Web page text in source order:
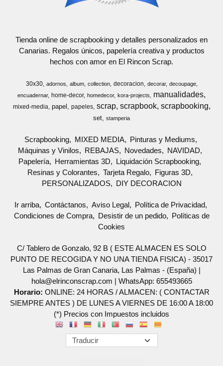
Tienda online de scrapbooking y detalles personalizados en
Canarias. Regalos únicos, papelería creativa y productos
hechos con amor en El Rincon Scrap.
30x30 adornos album collection decoracion decorar
decoupage
encuadernar
home-decor homedecor kora-projects manualidades
mixed-media papel papeles scrap scrapbook scrapbooking
set stamperia
Scrapbooking MIXED MEDIA
Pinturas y Mediums
Máquinas y Vinilos
REBAJAS Novedades
NAVIDAD
Papelería
Herramientas 3D
Liquidación Scrapbooking
Resinas y Colorantes
Tarjeta Regalo
Figuras 3D
PERSONALIZADOS
DIY DECORACION
Ir arriba Contáctanos Aviso Legal
Política de Privacidad
Condiciones de Compra
Desistir de un pedido
Políticas de
Cookies
C/ Tablero de Gonzalo, 92 B ( ESTE ALMACEN ES SOLO
PUNTO DE RECOGIDA Y NO UNA TIENDA FISICA) - 35017
Las Palmas de Gran Canaria, Las Palmas - (España) |
hola@elrinconscrap.com | WhatsApp: 655493665
Horario: ONLINE: 24 HORAS / ALMACEN: ( CONTACTAR
SIEMPRE ANTES ) DE LUNES A VIERNES DE 16:00 A 18:00
(*) Precios con Impuestos incluidos